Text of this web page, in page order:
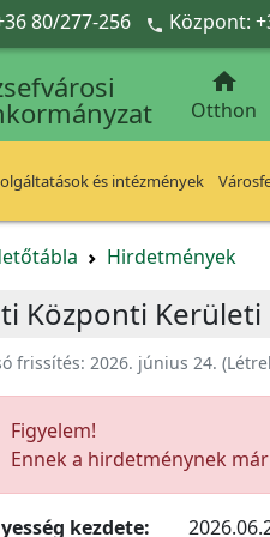
80/277-256  Központ:

Otthon
és intézmények
Hirdetmények
Központi Kerületi
frissítés: 2026. június 24.
Figyelem!
Ennek a hirdetménynek
kezdete: